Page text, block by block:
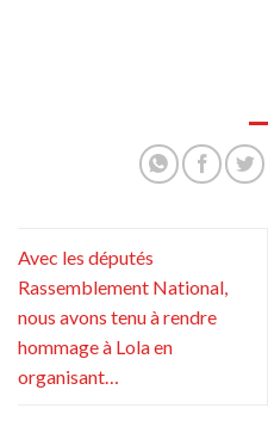
Avec les députés
Rassemblement National,
nous avons tenu à rendre
hommage à Lola en
organisant…